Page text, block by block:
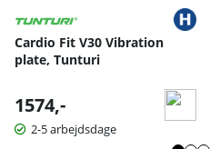
Cardio Fit V30 Vibration
plate, Tunturi
1574,-
2-5 arbejdsdage